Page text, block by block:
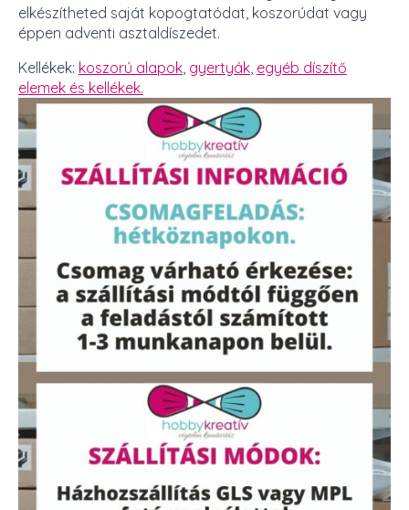
elkészítheted saját kopogtatódat, koszorúdat vagy
éppen adventi asztaldíszedet.
Kellékek: koszorú alapok, gyertyák, egyéb díszítő
elemek és kellékek.